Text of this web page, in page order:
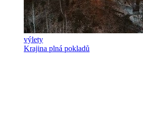
výlety
Krajina plná pokladů